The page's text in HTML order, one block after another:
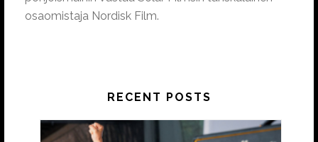
osaomistaja Nordisk Film.
RECENT POSTS